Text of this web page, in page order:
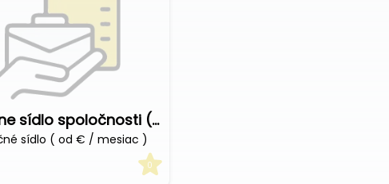
Virtuálne sídlo spoločnosti ( od € / mesiac )
sídlo ( od € / mesiac )
0